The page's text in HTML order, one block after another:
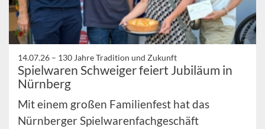
14.07.26 – 130 Jahre Tradition und Zukunft
Spielwaren Schweiger feiert Jubiläum in
Nürnberg
Mit einem großen Familienfest hat das
Nürnberger Spielwarenfachgeschäft